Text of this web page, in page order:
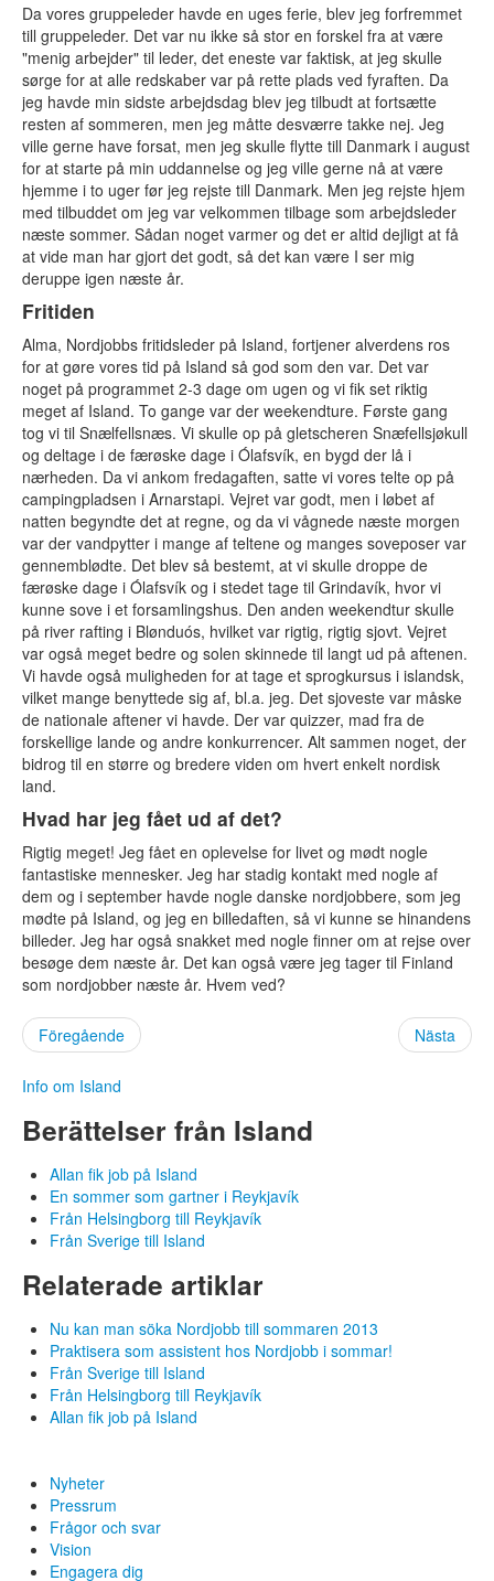
Logga in
Språk:
DA
SV
NO
FI
IS
FO
KL
Da vores gruppeleder havde en uges ferie, blev jeg forfremmet
till gruppeleder. Det var nu ikke så stor en forskel fra at være
"menig arbejder" til leder, det eneste var faktisk, at jeg skulle
sørge for at alle redskaber var på rette plads ved fyraften. Da
jeg havde min sidste arbejdsdag blev jeg tilbudt at fortsætte
resten af sommeren, men jeg måtte desværre takke nej. Jeg
ville gerne have forsat, men jeg skulle flytte till Danmark i august
for at starte på min uddannelse og jeg ville gerne nå at være
hjemme i to uger før jeg rejste till Danmark. Men jeg rejste hjem
med tilbuddet om jeg var velkommen tilbage som arbejdsleder
næste sommer. Sådan noget varmer og det er altid dejligt at få
at vide man har gjort det godt, så det kan være I ser mig
deruppe igen næste år.
Fritiden
Alma, Nordjobbs fritidsleder på Island, fortjener alverdens ros
for at gøre vores tid på Island så god som den var. Det var
noget på programmet 2-3 dage om ugen og vi fik set riktig
meget af Island. To gange var der weekendture. Første gang
tog vi til Snælfellsnæs. Vi skulle op på gletscheren Snæfellsjøkull
og deltage i de færøske dage i Ólafsvík, en bygd der lå i
nærheden. Da vi ankom fredagaften, satte vi vores telte op på
campingpladsen i Arnarstapi. Vejret var godt, men i løbet af
natten begyndte det at regne, og da vi vågnede næste morgen
var der vandpytter i mange af teltene og manges soveposer var
gennemblødte. Det blev så bestemt, at vi skulle droppe de
færøske dage i Ólafsvík og i stedet tage til Grindavík, hvor vi
kunne sove i et forsamlingshus. Den anden weekendtur skulle
på river rafting i Blønduós, hvilket var rigtig, rigtig sjovt. Vejret
var også meget bedre og solen skinnede til langt ud på aftenen.
Vi havde også muligheden for at tage et sprogkursus i islandsk,
vilket mange benyttede sig af, bl.a. jeg. Det sjoveste var måske
de nationale aftener vi havde. Der var quizzer, mad fra de
forskellige lande og andre konkurrencer. Alt sammen noget, der
bidrog til en større og bredere viden om hvert enkelt nordisk
land.
Hvad har jeg fået ud af det?
Rigtig meget! Jeg fået en oplevelse for livet og mødt nogle
fantastiske mennesker. Jeg har stadig kontakt med nogle af
dem og i september havde nogle danske nordjobbere, som jeg
mødte på Island, og jeg en billedaften, så vi kunne se hinandens
billeder. Jeg har også snakket med nogle finner om at rejse over
besøge dem næste år. Det kan også være jeg tager til Finland
som nordjobber næste år. Hvem ved?
Föregående Nästa
Info om Island
Berättelser från Island
Allan fik job på Island
En sommer som gartner i Reykjavík
Från Helsingborg till Reykjavík
Från Sverige till Island
Relaterade artiklar
Nu kan man söka Nordjobb till sommaren 2013
Praktisera som assistent hos Nordjobb i sommar!
Från Sverige till Island
Från Helsingborg till Reykjavík
Allan fik job på Island
Nyheter
Pressrum
Frågor och svar
Vision
Engagera dig